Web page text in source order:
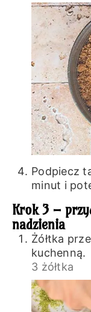
Podpiecz
minut i
Krok 3 –
nadzienia
Żółtka
kuchenną.
3 żółtka